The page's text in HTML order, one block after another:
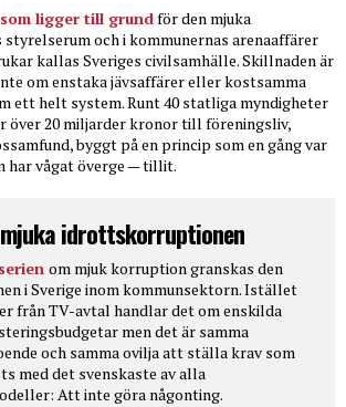
ligger till grundför den mjuka
och i kommunernas arenaaffärer
kallas Sveriges civilsamhälle. Skillnaden är
om enstaka jävsaffärer eller kostsamma
ett helt system. Runt 40 statliga myndigheter
över 20 miljarder kronor till föreningsliv,
byggt på en princip som en gång var
har vågat överge — tillit.
mjuka idrottskorruptionen
om mjuk korruption granskas den
i Sverige inom kommunsektorn. Istället
från TV-avtal handlar det om enskilda
men det är samma
och samma ovilja att ställa krav som
med det svenskaste av alla
Att inte göra någonting.